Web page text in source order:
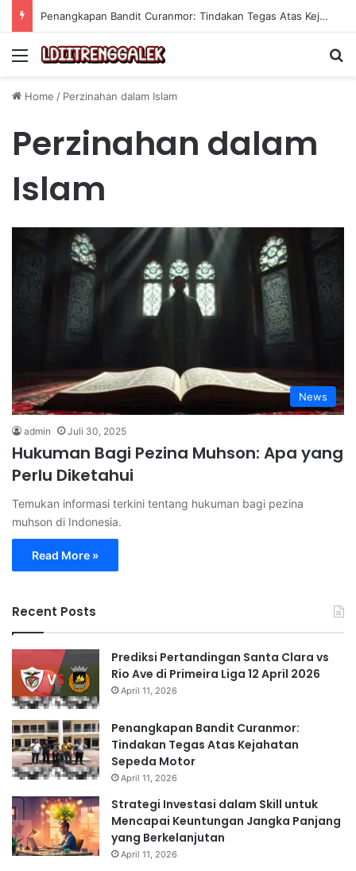
Penangkapan Bandit Curanmor: Tindakan Tegas Atas Kejahatan Sepeda Motor
Menu
Home / Perzinahan dalam Islam
Perzinahan dalam
Islam
News
admin Juli 30, 2025
Hukuman Bagi Pezina Muhson: Apa yang
Perlu Diketahui
Temukan informasi terkini tentang hukuman bagi pezina
muhson di Indonesia.
Read More »
Recent Posts
Prediksi Pertandingan Santa Clara vs
Rio Ave di Primeira Liga 12 April 2026
April 11, 2026
Penangkapan Bandit Curanmor:
Tindakan Tegas Atas Kejahatan
Sepeda Motor
April 11, 2026
Strategi Investasi dalam Skill untuk
Mencapai Keuntungan Jangka Panjang
yang Berkelanjutan
April 11, 2026